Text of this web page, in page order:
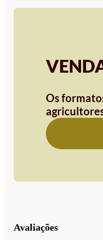
Os
Avaliações